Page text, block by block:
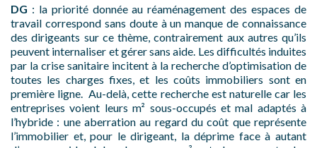
DG : la priorité donnée au réaménagement des espaces de
travail correspond sans doute à un manque de connaissance
des dirigeants sur ce thème, contrairement aux autres qu’ils
peuvent internaliser et gérer sans aide. Les difficultés induites
par la crise sanitaire incitent à la recherche d’optimisation de
toutes les charges fixes, et les coûts immobiliers sont en
première ligne. Au-delà, cette recherche est naturelle car les
entreprises voient leurs m² sous-occupés et mal adaptés à
l’hybride : une aberration au regard du coût que représente
l’immobilier et, pour le dirigeant, la déprime face à autant